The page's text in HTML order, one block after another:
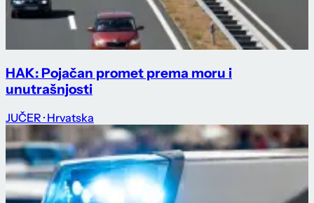
HAK: Pojačan promet prema moru i
unutrašnjosti
JUČER · Hrvatska